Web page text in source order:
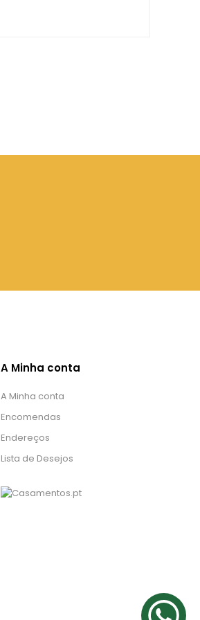
A Minha conta
A Minha conta
Encomendas
Endereços
Lista de Desejos